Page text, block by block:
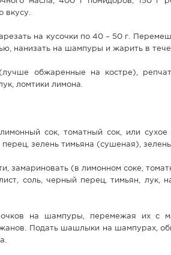
вкусу.
на кусочки по 40 – 50 г.
нанизать на шампуры и жарить в
обжаренные на костре),
ломтики лимона.
сок, томатный сок, или сухое
зелень тимьяна (сушеная), зелень
замариновать (в лимонном соке,
соль, черный перец, тимьян, лук,
на шампуры, перемежая их с
Подать шашлыки на шампурах,